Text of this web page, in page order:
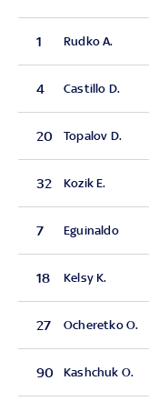
1 Rudko A.
4 Castillo D.
20 Topalov D.
32 Kozik E.
7 Eguinaldo
18 Kelsy K.
27 Ocheretko O.
90 Kashchuk O.